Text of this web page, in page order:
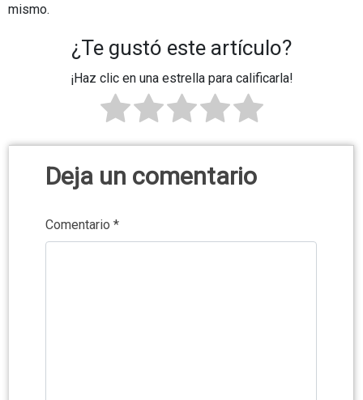
mismo.
¿Te gustó este artículo?
¡Haz clic en una estrella para calificarla!
Deja un comentario
Comentario *